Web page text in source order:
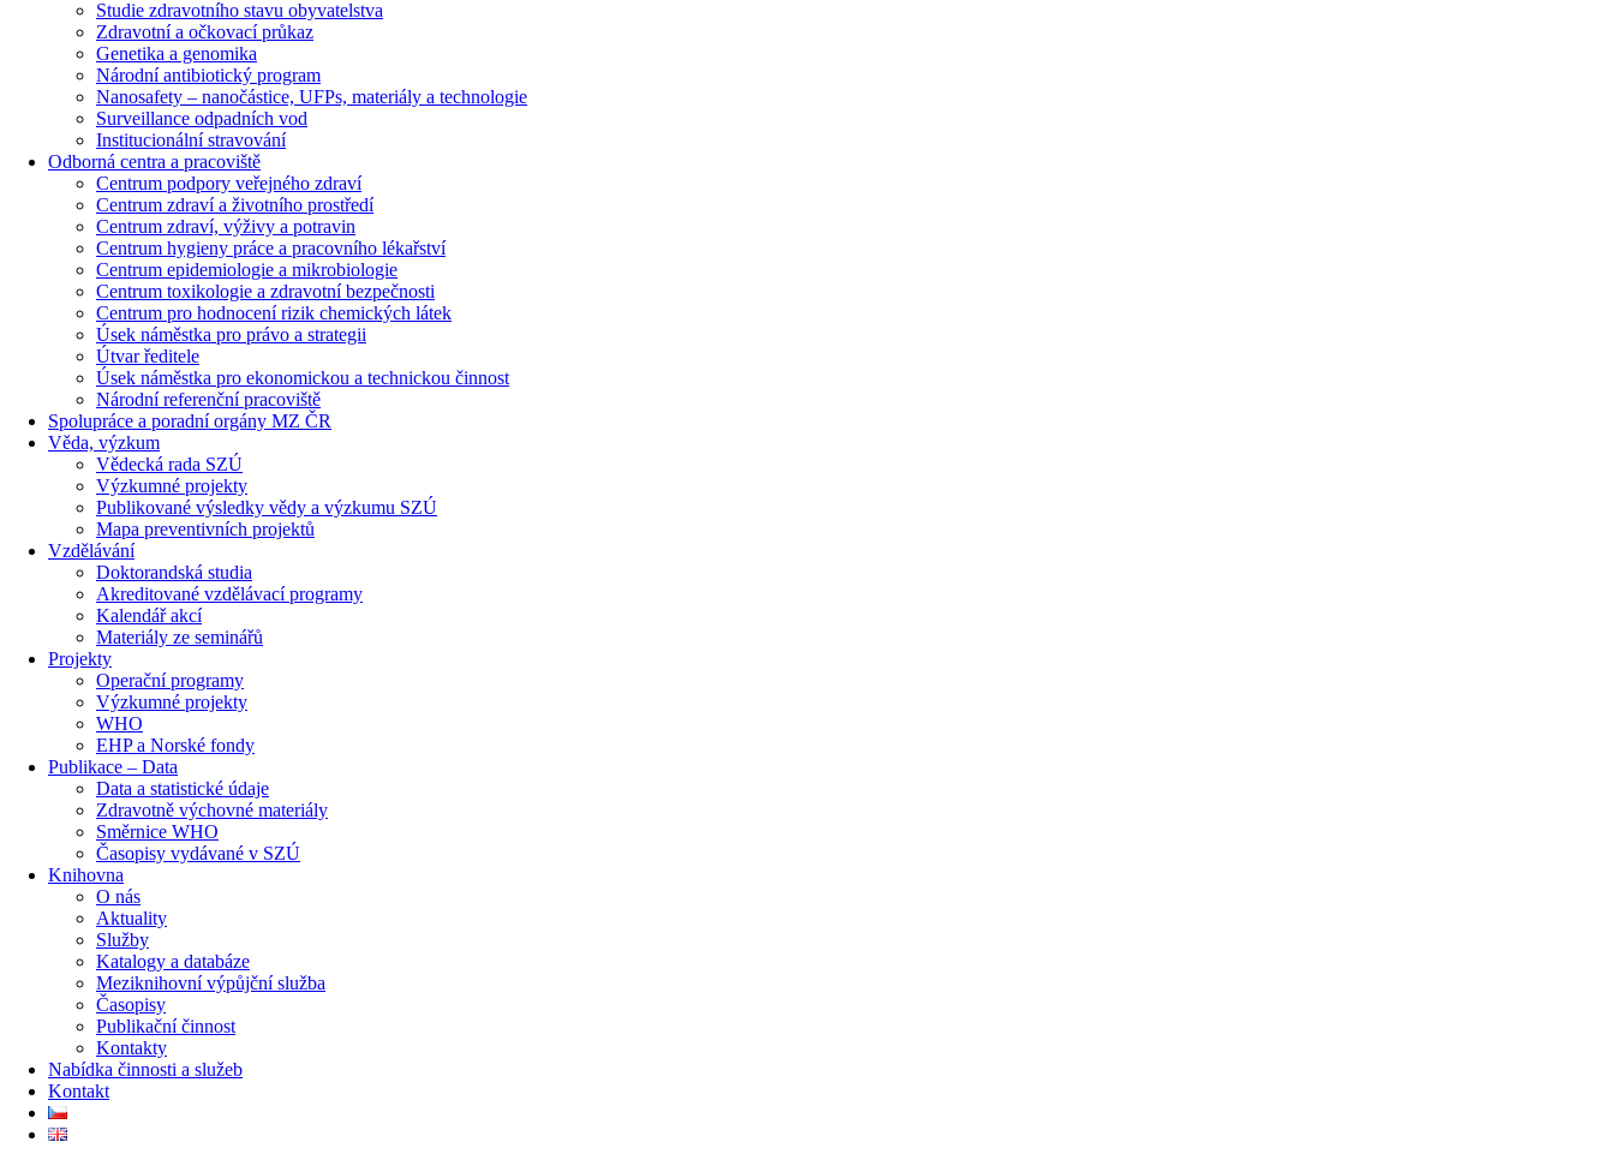
Studie zdravotního stavu obyvatelstva
Zdravotní a očkovací průkaz
Genetika a genomika
Národní antibiotický program
Nanosafety – nanočástice, UFPs, materiály a technologie
Surveillance odpadních vod
Institucionální stravování
Odborná centra a pracoviště
Centrum podpory veřejného zdraví
Centrum zdraví a životního prostředí
Centrum zdraví, výživy a potravin
Centrum hygieny práce a pracovního lékařství
Centrum epidemiologie a mikrobiologie
Centrum toxikologie a zdravotní bezpečnosti
Centrum pro hodnocení rizik chemických látek
Úsek náměstka pro právo a strategii
Útvar ředitele
Úsek náměstka pro ekonomickou a technickou činnost
Národní referenční pracoviště
Spolupráce a poradní orgány MZ ČR
Věda, výzkum
Vědecká rada SZÚ
Výzkumné projekty
Publikované výsledky vědy a výzkumu SZÚ
Mapa preventivních projektů
Vzdělávání
Doktorandská studia
Akreditované vzdělávací programy
Kalendář akcí
Materiály ze seminářů
Projekty
Operační programy
Výzkumné projekty
WHO
EHP a Norské fondy
Publikace – Data
Data a statistické údaje
Zdravotně výchovné materiály
Směrnice WHO
Časopisy vydávané v SZÚ
Knihovna
O nás
Aktuality
Služby
Katalogy a databáze
Meziknihovní výpůjční služba
Časopisy
Publikační činnost
Kontakty
Nabídka činnosti a služeb
Kontakt